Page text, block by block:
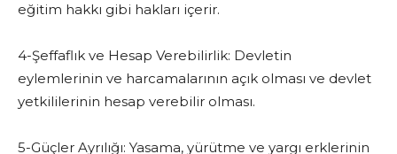
eğitim hakkı gibi hakları içerir.
4-Şeffaflık ve Hesap Verebilirlik: Devletin
eylemlerinin ve harcamalarının açık olması ve devlet
yetkililerinin hesap verebilir olması.
5-Güçler Ayrılığı: Yasama, yürütme ve yargı erklerinin